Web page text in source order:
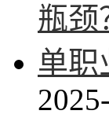
瓶颈
单职